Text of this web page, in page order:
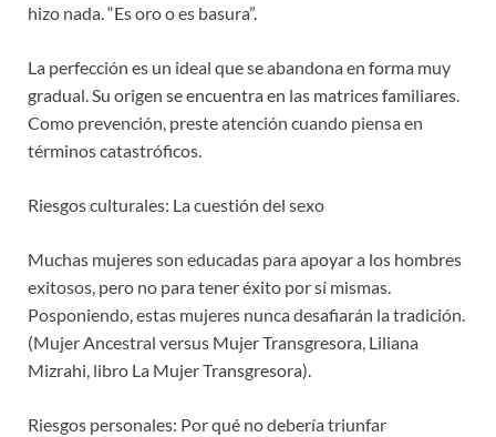
hizo nada. “Es oro o es basura”.
La perfección es un ideal que se abandona en forma muy
gradual. Su origen se encuentra en las matrices familiares.
Como prevención, preste atención cuando piensa en
términos catastróficos.
Riesgos culturales: La cuestión del sexo
Muchas mujeres son educadas para apoyar a los hombres
exitosos, pero no para tener éxito por sí mismas.
Posponiendo, estas mujeres nunca desafiarán la tradición.
(Mujer Ancestral versus Mujer Transgresora, Liliana
Mizrahi, libro La Mujer Transgresora).
Riesgos personales: Por qué no debería triunfar